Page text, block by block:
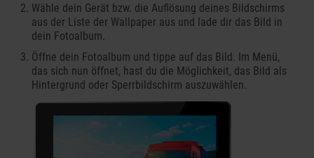
Wähle dein Gerät bzw. die Auflösung deines Bildschirms
aus der Liste der Wallpaper aus und lade dir das Bild in
dein Fotoalbum.
Öffne dein Fotoalbum und tippe auf das Bild. Im Menü,
das sich nun öffnet, hast du die Möglichkeit, das Bild als
Hintergrund oder Sperrbildschirm auszuwählen.